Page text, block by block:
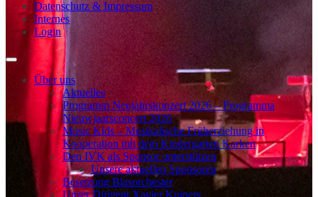
Datenschutz & Impressum
Internes
Login
Über uns
Aktuelles
Programm Neujahrskonzert 2026 – Programma
Nieuwjaarsconcert 2026
Music Kids – Musikalische Früherziehung in
Kooperation mit dem Kindergarten Karken
Den IVK als Sponsor unterstützen
Unsere aktuellen Sponsoren
Besetzung Blasorchester
Unser Dirigent Xavier Kuipers